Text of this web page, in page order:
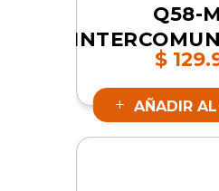
Q58-
| SKU
$
AÑADIR